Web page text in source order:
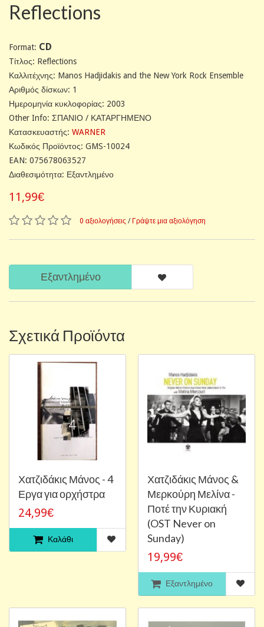
Reflections
Format: CD
Tίτλος: Reflections
Καλλιτέχνης: Manos Hadjidakis and the New York Rock Ensemble
Αριθμός δίσκων: 1
Ημερομηνία κυκλοφορίας: 2003
Other Info: ΣΠΑΝΙΟ / ΚΑΤΑΡΓΗΜΕΝΟ
Κατασκευαστής: WARNER
Κωδικός Προϊόντος: GMS-10024
EAN: 075678063527
Διαθεσιμότητα: Εξαντλημένο
11,99€
0 αξιολογήσεις / Γράψτε μια αξιολόγηση
Εξαντλημένο
Σχετικά Προϊόντα
Χατζιδάκις Μάνος - 4
Εργα για ορχήστρα
24,99€
Καλάθι
Χατζιδάκις Μάνος &
Μερκούρη Μελίνα -
Ποτέ την Κυριακή
(OST Never on
Sunday)
19,99€
Εξαντλημένο